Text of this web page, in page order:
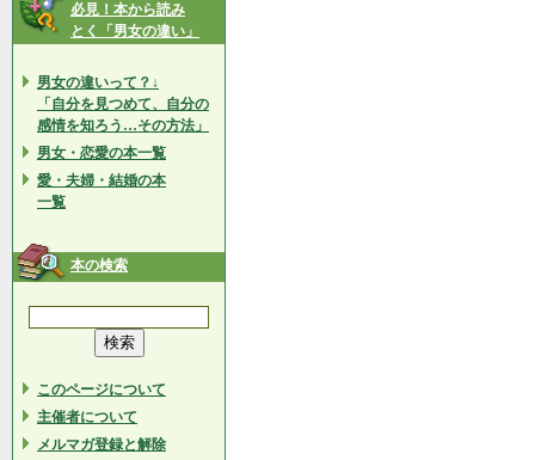
必見！本から読み
とく「男女の違い」
男女の違いって？↓
「自分を見つめて、自分の
感情を知ろう…その方法」
男女・恋愛の本一覧
愛・夫婦・結婚の本
一覧
本の検索
このページについて
主催者について
メルマガ登録と解除